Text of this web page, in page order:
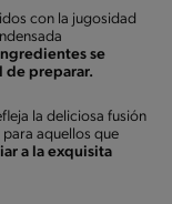
con la jugosidad
se
de preparar.
la deliciosa fusión
aquellos que
a la exquisita